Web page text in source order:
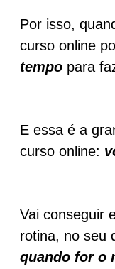
Por isso,
curso online
tempo para
E essa é a
curso online:
Vai conseguir
rotina, no seu
quando for o